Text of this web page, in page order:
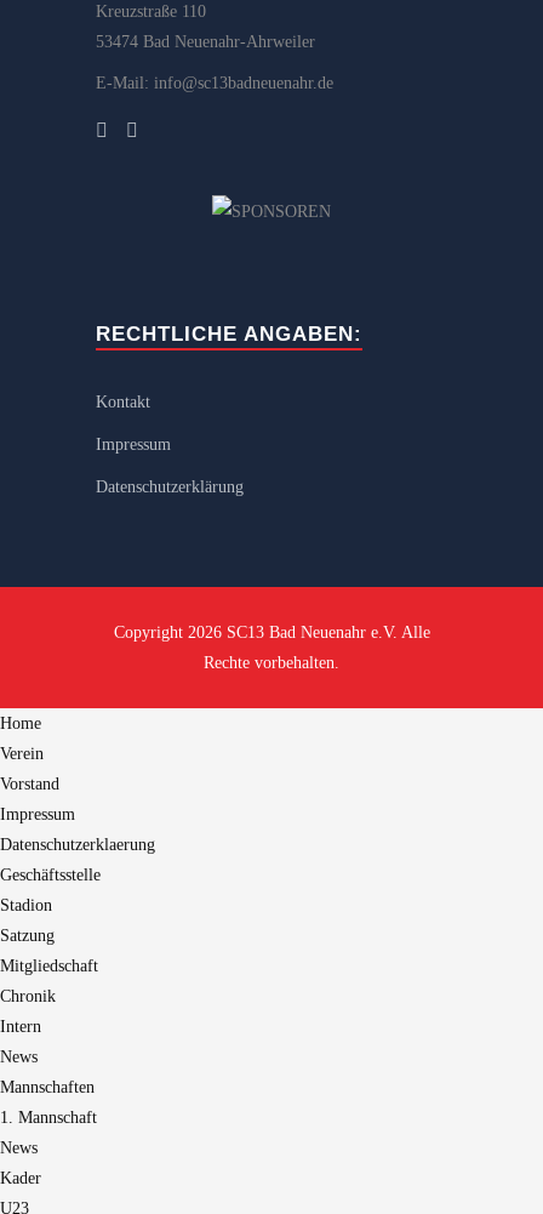
Kreuzstraße 110
53474 Bad Neuenahr-Ahrweiler
E-Mail: info@sc13badneuenahr.de
RECHTLICHE ANGABEN:
Kontakt
Impressum
Datenschutzerklärung
Copyright 2026 SC13 Bad Neuenahr e.V. Alle
Rechte vorbehalten.
Home
Verein
Vorstand
Impressum
Datenschutzerklaerung
Geschäftsstelle
Stadion
Satzung
Mitgliedschaft
Chronik
Intern
News
Mannschaften
1. Mannschaft
News
Kader
U23